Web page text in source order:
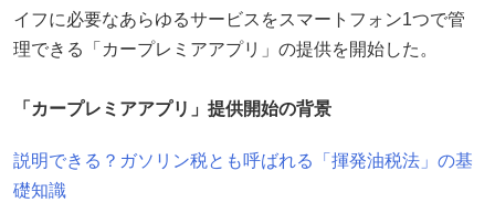
イフに必要なあらゆるサービスをスマートフォン1つで管
理できる「カープレミアアプリ」の提供を開始した。
「カープレミアアプリ」提供開始の背景
説明できる？ガソリン税とも呼ばれる「揮発油税法」の基
礎知識